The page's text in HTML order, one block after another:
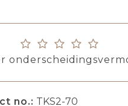
no.: TKS2-70